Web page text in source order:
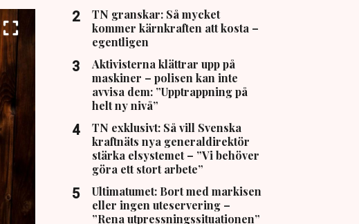
TN granskar: Så mycket
kommer kärnkraften att kosta –
egentligen
Aktivisterna klättrar upp på
maskiner – polisen kan inte
avvisa dem: ”Upptrappning på
helt ny nivå”
TN exklusivt: Så vill Svenska
kraftnäts nya generaldirektör
stärka elsystemet – ”Vi behöver
göra ett stort arbete”
Ultimatumet: Bort med markisen
eller ingen uteservering –
”Rena utpressningssituationen”